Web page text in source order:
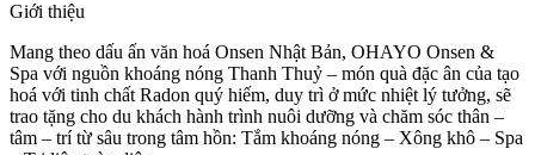
Giới thiệu
Mang theo dấu ấn văn hoá Onsen Nhật Bản, OHAYO Onsen &
Spa với nguồn khoáng nóng Thanh Thuỷ – món quà đặc ân của tạo
hoá với tinh chất Radon quý hiếm, duy trì ở mức nhiệt lý tưởng, sẽ
trao tặng cho du khách hành trình nuôi dưỡng và chăm sóc thân –
tâm – trí từ sâu trong tâm hồn: Tắm khoáng nóng – Xông khô – Spa